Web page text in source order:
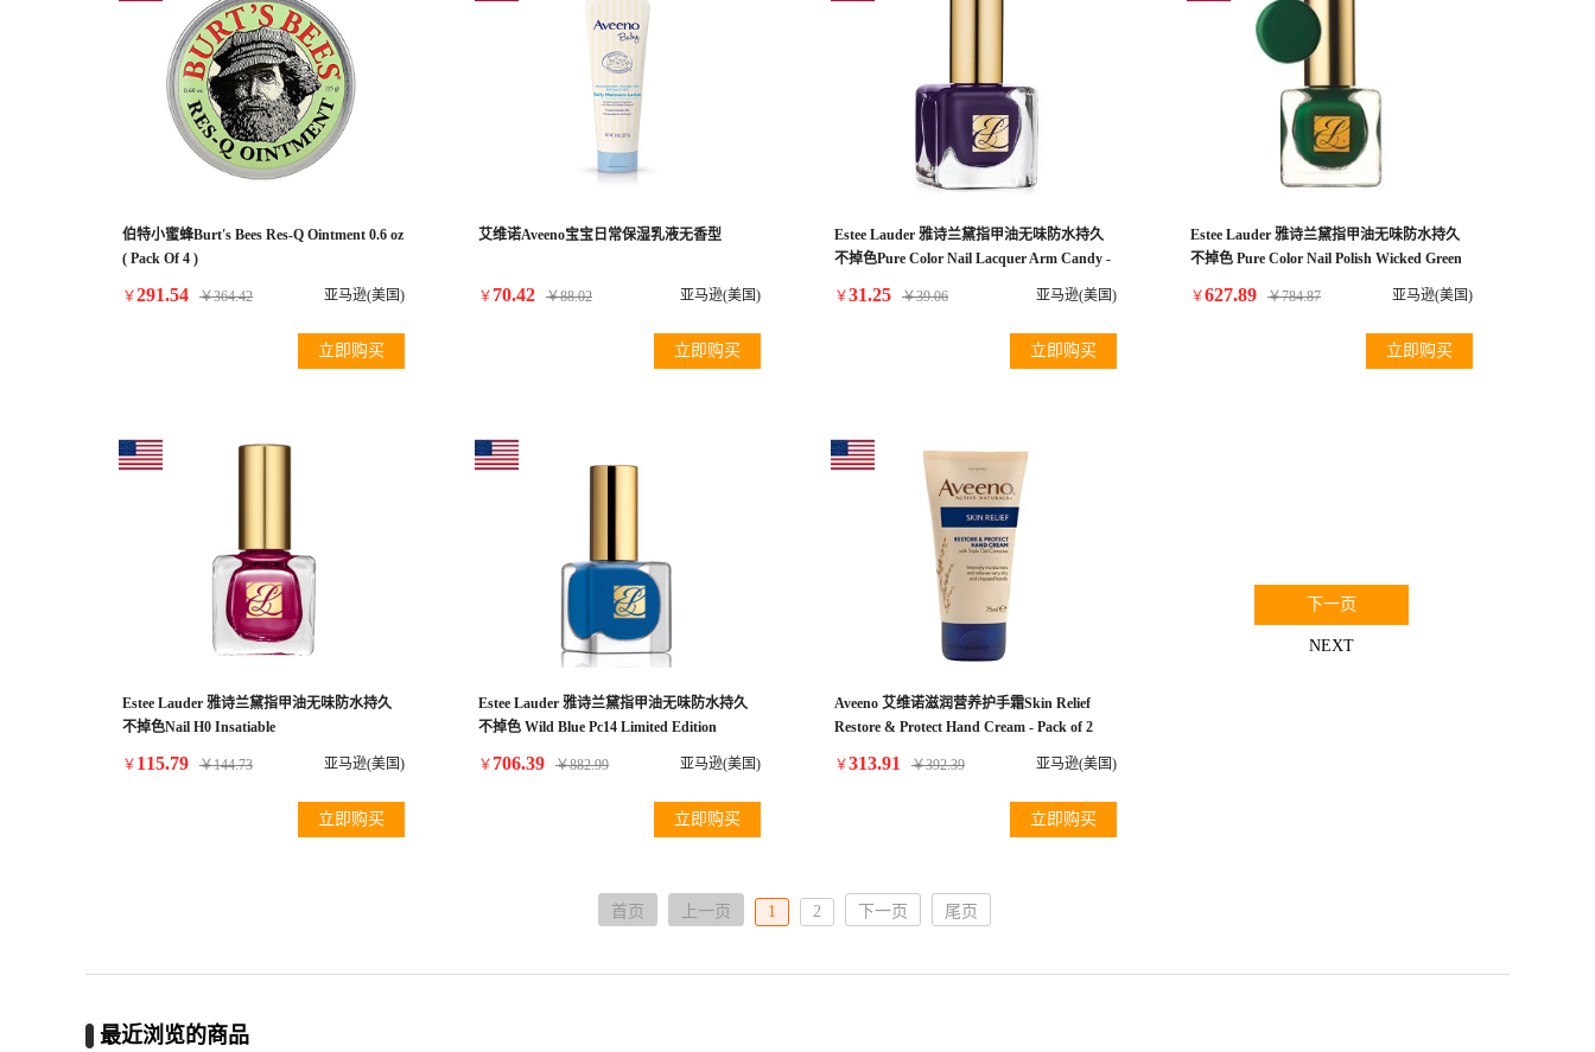
伯特小蜜蜂Burt's Bees Res-Q Ointment 0.6 oz
( Pack Of 4 )
￥291.54 ￥364.42 亚马逊(美国)
立即购买
艾维诺Aveeno宝宝日常保湿乳液无香型
￥ 70.42 ￥88.02 亚马逊(美国)
立即购买
Estee Lauder 雅诗兰黛指甲油无味防水持久
不掉色Pure Color Nail Lacquer Arm Candy -
￥31.25 ￥39.06 亚马逊(美国)
立即购买
Estee Lauder 雅诗兰黛指甲油无味防水持久
不掉色 Pure Color Nail Polish Wicked Green
￥627.89 ￥784.87 亚马逊(美国)
立即购买
Estee Lauder 雅诗兰黛指甲油无味防水持久
不掉色Nail H0 Insatiable
￥ 115.79 ￥144.73 亚马逊(美国)
立即购买
Estee Lauder 雅诗兰黛指甲油无味防水持久
不掉色 Wild Blue Pc14 Limited Edition
￥ 706.39 ￥882.99 亚马逊(美国)
立即购买
Aveeno 艾维诺滋润营养护手霜Skin Relief
Restore & Protect Hand Cream - Pack of 2
￥313.91 ￥392.39 亚马逊(美国)
立即购买
下一页
NEXT
首页 上一页 1 2 下一页 尾页
最近浏览的商品